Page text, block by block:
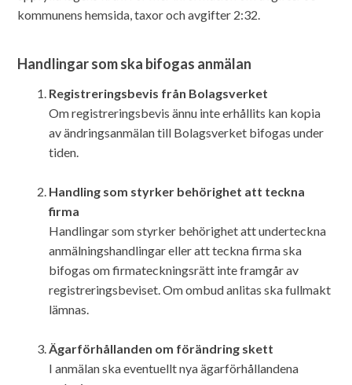
kommunens hemsida, taxor och avgifter 2:32.
Handlingar som ska bifogas anmälan
Registreringsbevis från Bolagsverket
Om registreringsbevis ännu inte erhållits kan kopia
av ändringsanmälan till Bolagsverket bifogas under
tiden.
Handling som styrker behörighet att teckna
firma
Handlingar som styrker behörighet att underteckna
anmälningshandlingar eller att teckna firma ska
bifogas om firmateckningsrätt inte framgår av
registreringsbeviset. Om ombud anlitas ska fullmakt
lämnas.
Ägarförhållanden om förändring skett
I anmälan ska eventuellt nya ägarförhållandena